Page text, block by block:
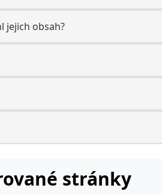
jejich obsah?
stránky